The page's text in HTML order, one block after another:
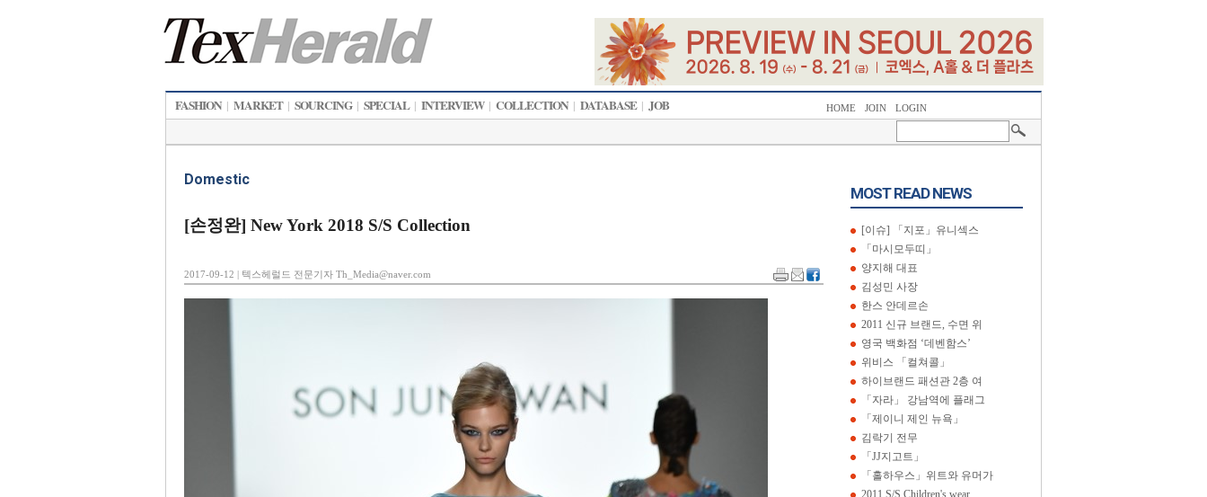
FASHION | MARKET | SOURCING | SPECIAL | INTERVIEW | COLLECTION | DATABASE | JOB HOME JOIN LOGIN
Domestic
[손정완] New York 2018 S/S Collection
2017-09-12 | 텍스헤럴드 전문기자 Th_Media@naver.com
MOST READ NEWS
[이슈] 「지포」유니섹스
「마시모두띠」
양지해 대표
김성민 사장
한스 안데르손
2011 신규 브랜드, 수면 위
영국 백화점 ‘데벤함스’
위비스 「컬쳐콜」
하이브랜드 패션관 2층 여
「자라」 강남역에 플래그
「제이니 제인 뉴욕」
김락기 전무
「JJ지고트」
「홀하우스」위트와 유머가
2011 S/S Children's wear